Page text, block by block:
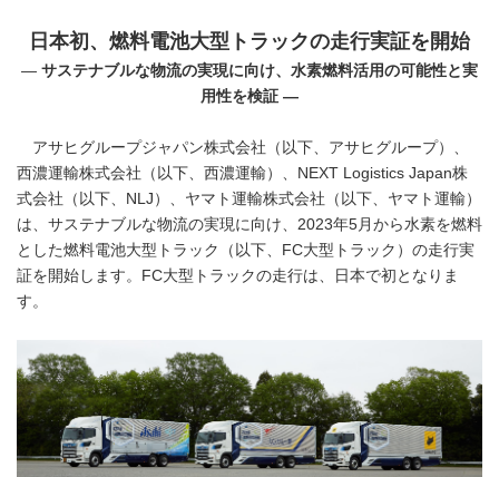
日本初、燃料電池大型トラックの走行実証を開始
― サステナブルな物流の実現に向け、水素燃料活用の可能性と実
用性を検証 ―
アサヒグループジャパン株式会社（以下、アサヒグループ）、
西濃運輸株式会社（以下、西濃運輸）、NEXT Logistics Japan株
式会社（以下、NLJ）、ヤマト運輸株式会社（以下、ヤマト運輸）
は、サステナブルな物流の実現に向け、2023年5月から水素を燃料
とした燃料電池大型トラック（以下、FC大型トラック）の走行実
証を開始します。FC大型トラックの走行は、日本で初となりま
す。